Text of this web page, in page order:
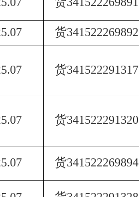
货341522269892
货341522291317
货341522291320
货341522269894